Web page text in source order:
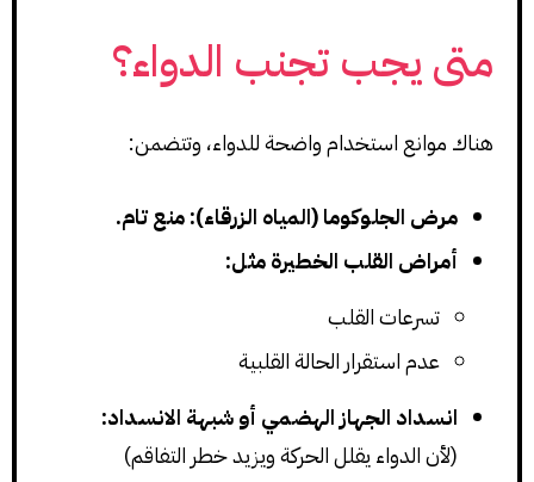
متى يجب تجنب الدواء؟
هناك موانع استخدام واضحة للدواء، وتتضمن:
مرض الجلوكوما (المياه الزرقاء): منع تام.
أمراض القلب الخطيرة مثل:
تسرعات القلب
عدم استقرار الحالة القلبية
انسداد الجهاز الهضمي أو شبهة الانسداد:
(لأن الدواء يقلل الحركة ويزيد خطر التفاقم)